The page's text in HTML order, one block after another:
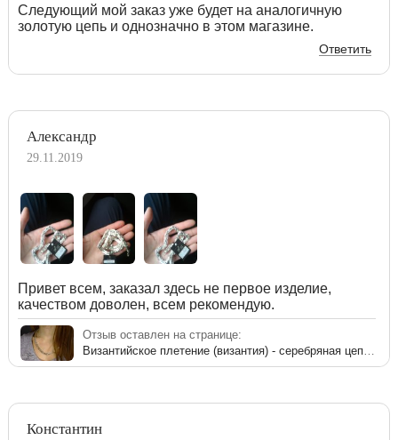
Следующий мой заказ уже будет на аналогичную
золотую цепь и однозначно в этом магазине.
Ответить
Александр
29.11.2019
Привет всем, заказал здесь не первое изделие,
качеством доволен, всем рекомендую.
Отзыв оставлен на странице:
Константин